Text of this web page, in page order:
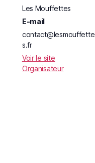
Les Mouffettes
E-mail
contact@lesmouffette
s.fr
Voir le site
Organisateur